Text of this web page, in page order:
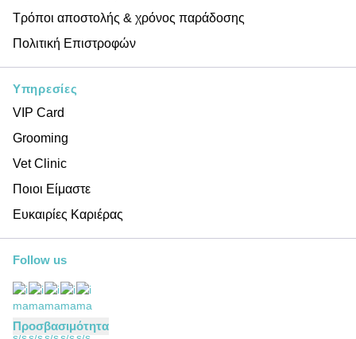
Τρόποι αποστολής & χρόνος παράδοσης
Πολιτική Επιστροφών
Υπηρεσίες
VIP Card
Grooming
Vet Clinic
Ποιοι Είμαστε
Ευκαιρίες Καριέρας
Follow us
Προσβασιμότητα